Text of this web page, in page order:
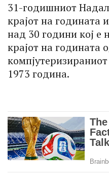
31-годишниот Надал
крајот на годината
над 30 години кој е
крајот на годината
1973 година.